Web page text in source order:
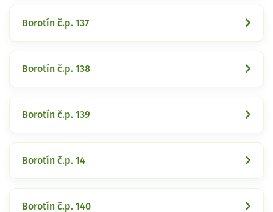
Borotín č.p. 137
Borotín č.p. 138
Borotín č.p. 139
Borotín č.p. 14
Borotín č.p. 140